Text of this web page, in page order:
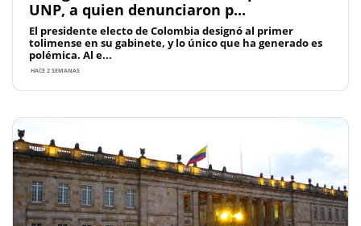
UNP, a quien denunciaron p...
El presidente electo de Colombia designó al primer
tolimense en su gabinete, y lo único que ha generado es
polémica. Al e...
HACE 2 SEMANAS